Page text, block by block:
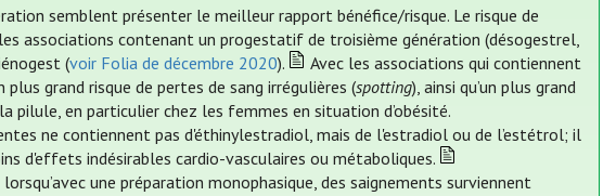
semblent présenter le meilleur rapport bénéfice/risque. Le risque de
associations contenant un progestatif de troisième génération (désogestrel,
(voir Folia de décembre 2020).
Avec les associations qui contiennent
grand risque de pertes de sang irrégulières (spotting), ainsi qu’un plus grand
pilule, en particulier chez les femmes en situation d’obésité.
ne contiennent pas d'éthinylestradiol, mais de l'estradiol ou de l’estétrol; il
d'effets indésirables cardio-vasculaires ou métaboliques.
une préparation monophasique, des saignements surviennent